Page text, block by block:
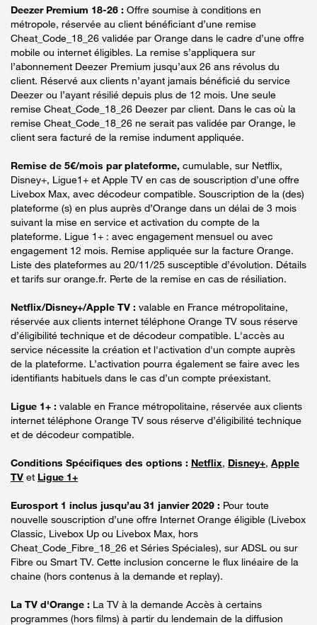
Deezer Premium 18-26 : Offre soumise à conditions en
métropole, réservée au client bénéficiant d’une remise
Cheat_Code_18_26 validée par Orange dans le cadre d’une offre
mobile ou internet éligibles. La remise s’appliquera sur
l’abonnement Deezer Premium jusqu’aux 26 ans révolus du
client. Réservé aux clients n’ayant jamais bénéficié du service
Deezer ou l’ayant résilié depuis plus de 12 mois. Une seule
remise Cheat_Code_18_26 Deezer par client. Dans le cas où la
remise Cheat_Code_18_26 ne serait pas validée par Orange, le
client sera facturé de la remise indument appliquée.
Remise de 5€/mois par plateforme, cumulable, sur Netflix,
Disney+, Ligue1+ et Apple TV en cas de souscription d’une offre
Livebox Max, avec décodeur compatible. Souscription de la (des)
plateforme (s) en plus auprès d’Orange dans un délai de 3 mois
suivant la mise en service et activation du compte de la
plateforme. Ligue 1+ : avec engagement mensuel ou avec
engagement 12 mois. Remise appliquée sur la facture Orange.
Liste des plateformes au 20/11/25 susceptible d’évolution. Détails
et tarifs sur orange.fr. Perte de la remise en cas de résiliation.
Netflix/Disney+/Apple TV : valable en France métropolitaine,
réservée aux clients internet téléphone Orange TV sous réserve
d’éligibilité technique et de décodeur compatible. L'accès au
service nécessite la création et l'activation d'un compte auprès
de la plateforme. L’activation pourra également se faire avec les
identifiants habituels dans le cas d’un compte préexistant.
Ligue 1+ : valable en France métropolitaine, réservée aux clients
internet téléphone Orange TV sous réserve d’éligibilité technique
et de décodeur compatible.
Conditions Spécifiques des options : Netflix, Disney+, Apple
TV et Ligue 1+
Eurosport 1 inclus jusqu’au 31 janvier 2029 : Pour toute
nouvelle souscription d’une offre Internet Orange éligible (Livebox
Classic, Livebox Up ou Livebox Max, hors
Cheat_Code_Fibre_18_26 et Séries Spéciales), sur ADSL ou sur
Fibre ou Smart TV. Cette inclusion concerne le flux linéaire de la
chaine (hors contenus à la demande et replay).
La TV d'Orange : La TV à la demande Accès à certains
programmes (hors films) à partir du lendemain de la diffusion